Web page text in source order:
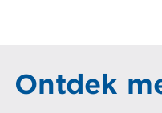
Ontdek